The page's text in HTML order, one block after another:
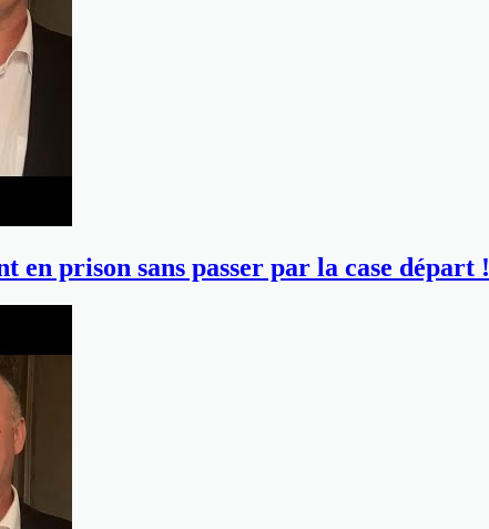
en prison sans passer par la case départ !